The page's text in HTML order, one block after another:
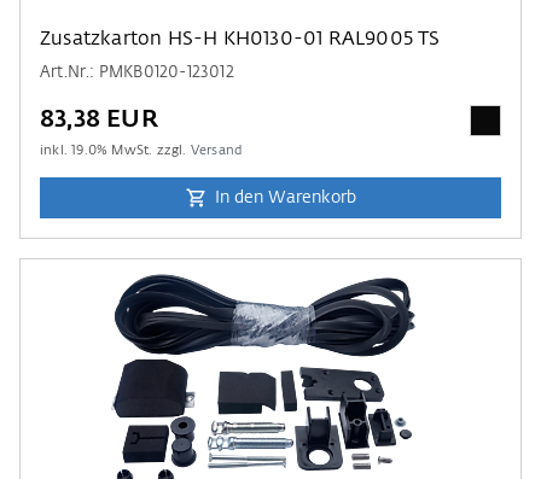
Zusatzkarton HS-H KH0130-01 RAL9005 TS
Art.Nr.: PMKB0120-123012
83,38 EUR
inkl.19.0% MwSt. zzgl. Versand
In den Warenkorb